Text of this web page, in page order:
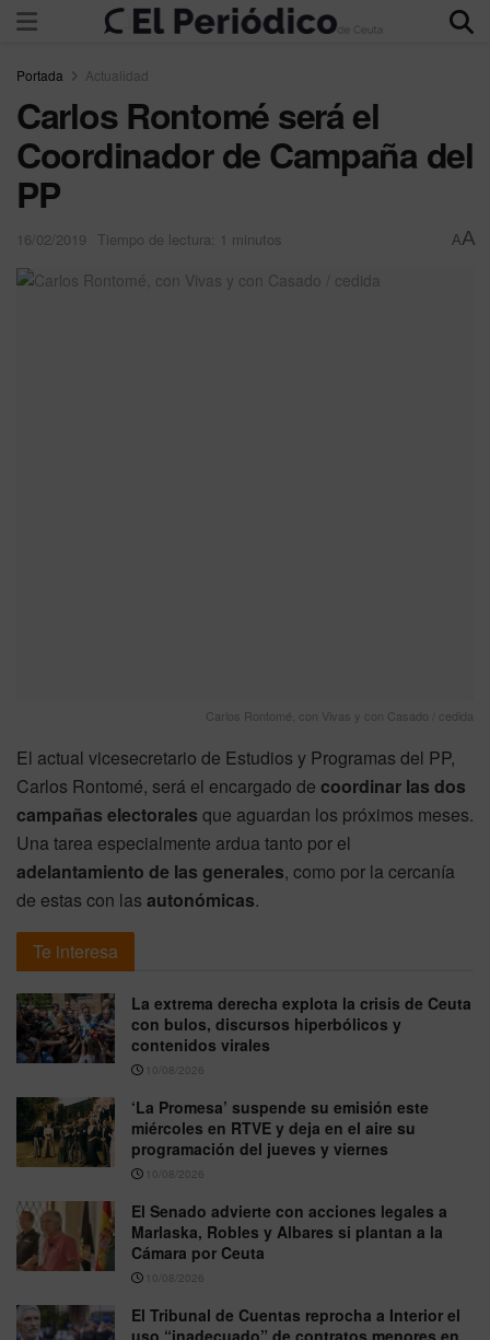
Portada Actualidad
Carlos Rontomé será el
Coordinador de Campaña del
PP
16/02/2019 Tiempo de lectura: 1 minutos AA
Carlos Rontomé, con Vivas y con Casado / cedida
El actual vicesecretario de Estudios y Programas del PP,
Carlos Rontomé, será el encargado de coordinar las dos
campañas electorales que aguardan los próximos meses.
Una tarea especialmente ardua tanto por el
adelantamiento de las generales, como por la cercanía
de estas con las autonómicas.
Te interesa
La extrema derecha explota la crisis de Ceuta
con bulos, discursos hiperbólicos y
contenidos virales
10/08/2026
‘La Promesa’ suspende su emisión este
miércoles en RTVE y deja en el aire su
programación del jueves y viernes
10/08/2026
El Senado advierte con acciones legales a
Marlaska, Robles y Albares si plantan a la
Cámara por Ceuta
10/08/2026
El Tribunal de Cuentas reprocha a Interior el
uso “inadecuado” de contratos menores en